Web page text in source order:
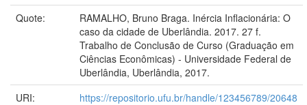
Quote:
RAMALHO, Bruno Braga. Inércia Inflacionária: O
caso da cidade de Uberlândia. 2017. 27 f.
Trabalho de Conclusão de Curso (Graduação em
Ciências Econômicas) - Universidade Federal de
Uberlândia, Uberlândia, 2017.
URI:
https://repositorio.ufu.br/handle/123456789/20648